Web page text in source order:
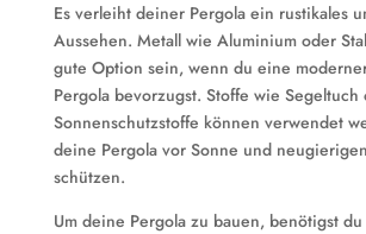
Es verleiht deiner Pergola ein rustikales
Aussehen. Metall wie Aluminium oder
gute Option sein, wenn du eine
Pergola bevorzugst. Stoffe wie Segeltuch
Sonnenschutzstoffe können verwendet
deine Pergola vor Sonne und
schützen.
Um deine Pergola zu bauen, benötigst du